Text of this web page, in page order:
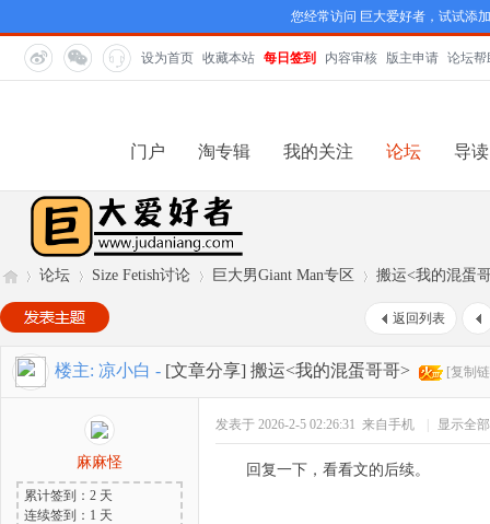
您经常访问 巨大爱好者，试试添
设为首页 收藏本站 每日签到 内容审核 版主申请 论坛帮
门户 淘专辑 我的关注 论坛 导读
巨 »
论坛
›
Size Fetish讨论
›
巨大男Giant Man专区
›
搬运<我的混蛋
返回列表
楼主: 凉小白 - [文章分享] 搬运<我的混蛋哥哥> [复制
麻麻怪
累计签到：2 天
连续签到：1 天
发表于 2026-2-5 02:26:31 来自手机 显示全
回复一下，看看文的后续。